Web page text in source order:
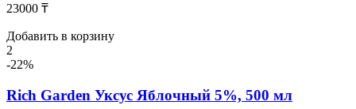
23000 ₸
Добавить в корзину
2
-22%
Rich Garden Уксус Яблочный 5%, 500 мл